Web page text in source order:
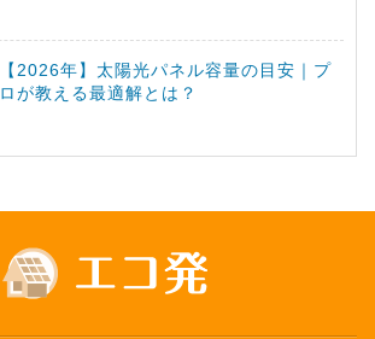
【2026年】太陽光パネル容量の目安｜プ
ロが教える最適解とは？